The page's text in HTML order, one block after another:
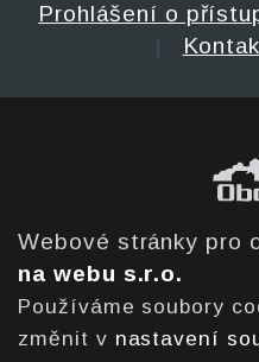
Prohlášení o
Webové stránky pro
na webu s.r.o.
Používáme soubory
změnit v nastavení